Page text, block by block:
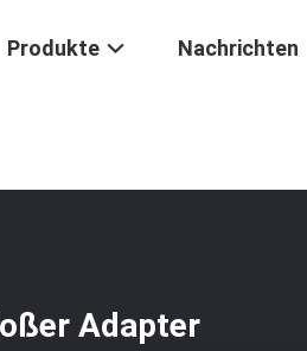
Produkte Nachrichten
Adapter